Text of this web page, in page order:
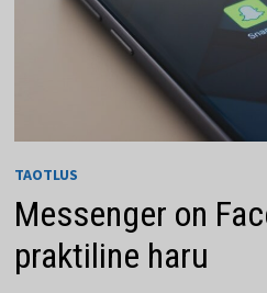
TAOTLUS
Messenger on
praktiline haru